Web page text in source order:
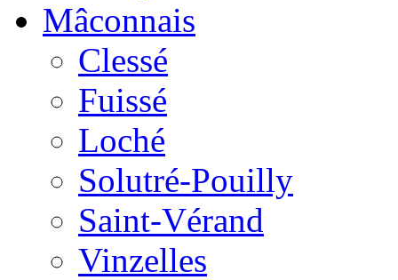
Mâconnais
Clessé
Fuissé
Loché
Solutré-Pouilly
Saint-Vérand
Vinzelles